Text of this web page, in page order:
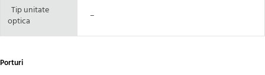
Tip unitate
optica
–
Porturi